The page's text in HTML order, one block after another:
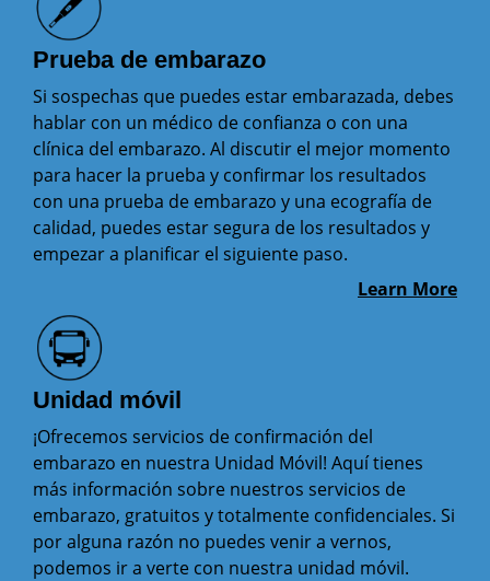
Prueba de embarazo
Si sospechas que puedes estar embarazada, debes
hablar con un médico de confianza o con una
clínica del embarazo. Al discutir el mejor momento
para hacer la prueba y confirmar los resultados
con una prueba de embarazo y una ecografía de
calidad, puedes estar segura de los resultados y
empezar a planificar el siguiente paso.
Learn More
Unidad móvil
¡Ofrecemos servicios de confirmación del
embarazo en nuestra Unidad Móvil! Aquí tienes
más información sobre nuestros servicios de
embarazo, gratuitos y totalmente confidenciales. Si
por alguna razón no puedes venir a vernos,
podemos ir a verte con nuestra unidad móvil.